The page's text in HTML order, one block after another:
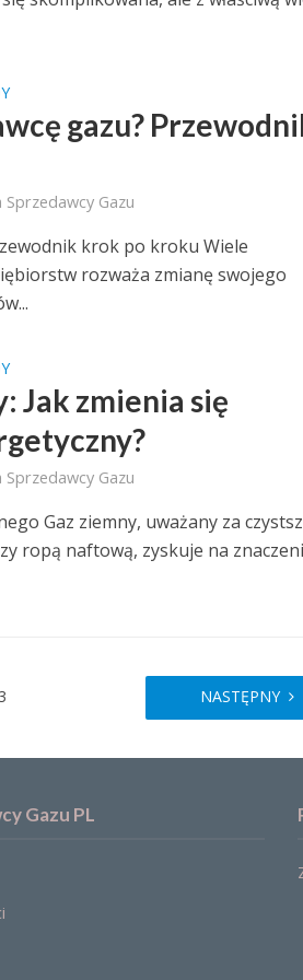
gazu?
Sprzedawcy Gazu
krok po kroku Wiele
rozważa zmianę swojego
Jak zmienia się
Sprzedawcy Gazu
Gaz ziemny, uważany za
ropą naftową, zyskuje na
NASTĘPNY
Gazu PL